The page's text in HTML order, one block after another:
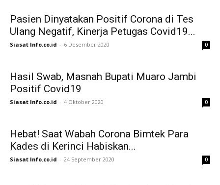
Pasien Dinyatakan Positif Corona di Tes
Ulang Negatif, Kinerja Petugas Covid19...
Siasat Info.co.id - 6 Desember 2020 0
Hasil Swab, Masnah Bupati Muaro Jambi
Positif Covid19
Siasat Info.co.id - 4 Oktober 2020 0
Hebat! Saat Wabah Corona Bimtek Para
Kades di Kerinci Habiskan...
Siasat Info.co.id - 24 September 2020 0